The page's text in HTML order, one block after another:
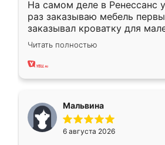
На самом деле в Ренессанс
раз заказываю мебель
заказывал кроватку для
ребёнка при его рождении
заказал шкаф-купе. По
хорошее сборка достаточно
меньше, здесь же он более
Мне нравится ,если что-то
мебели буду заказывать
Читать полностью
Мальвина
6 августа 2026